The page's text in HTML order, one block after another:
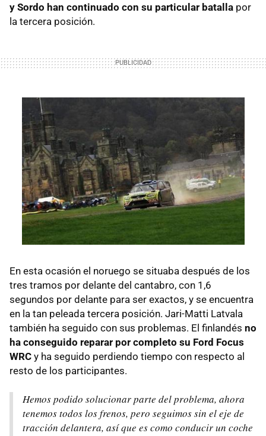
y Sordo han continuado con su particular batalla por
la tercera posición.
En esta ocasión el noruego se situaba después de los
tres tramos por delante del cantabro, con 1,6
segundos por delante para ser exactos, y se encuentra
en la tan peleada tercera posición. Jari-Matti Latvala
también ha seguido con sus problemas. El finlandés no
ha conseguido reparar por completo su Ford Focus
WRC y ha seguido perdiendo tiempo con respecto al
resto de los participantes.
Hemos podido solucionar parte del problema, ahora
tenemos todos los frenos, pero seguimos sin el eje de
tracción delantera, así que es como conducir un coche